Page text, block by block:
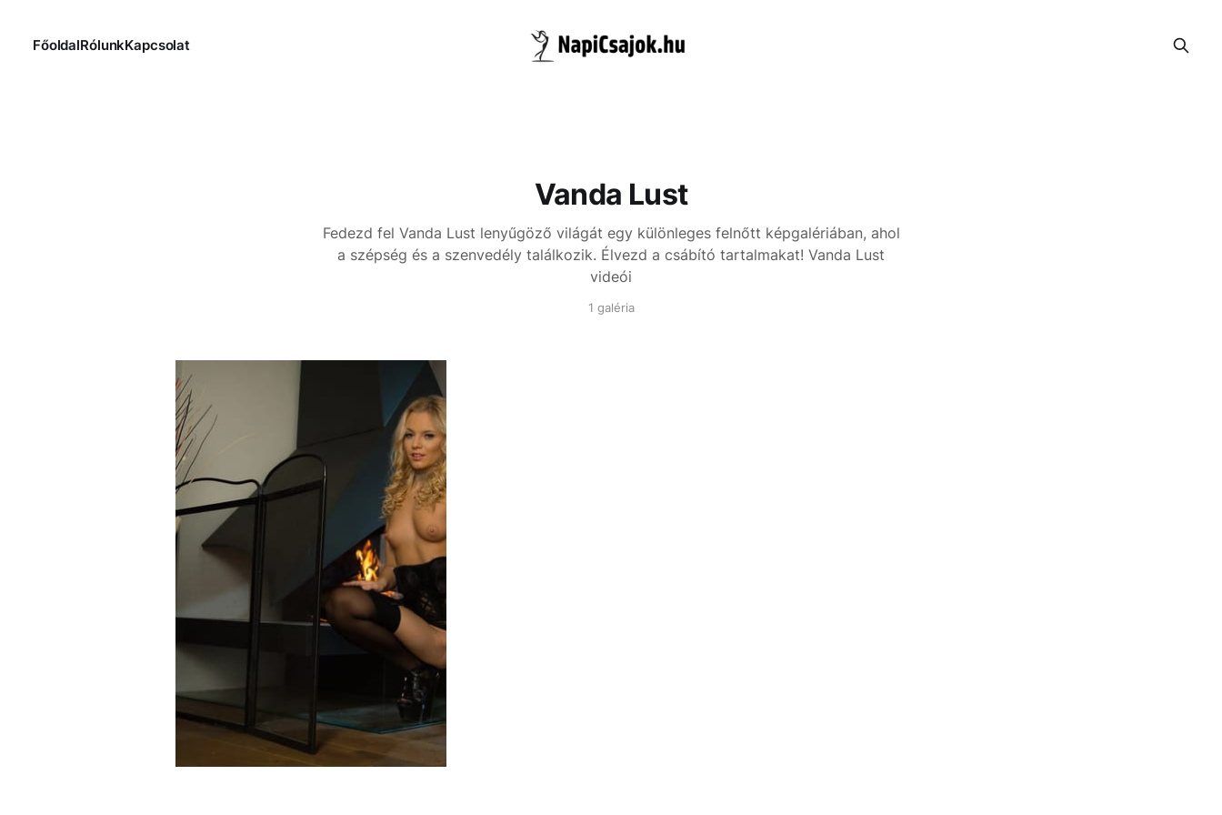
FőoldalRólunkKapcsolat
Vanda Lust
Fedezd fel Vanda Lust lenyűgöző világát egy különleges felnőtt képgalériában, ahol
a szépség és a szenvedély találkozik. Élvezd a csábító tartalmakat! Vanda Lust
videói
1 galéria